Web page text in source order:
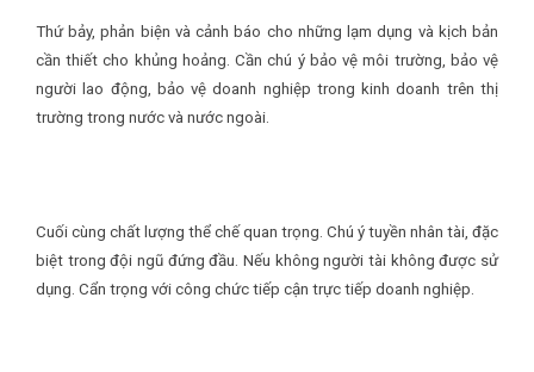
Thứ bảy, phản biện và cảnh báo cho những lạm dụng và kịch bản
cần thiết cho khủng hoảng. Cần chú ý bảo vệ môi trường, bảo vệ
người lao động, bảo vệ doanh nghiệp trong kinh doanh trên thị
trường trong nước và nước ngoài.
Cuối cùng chất lượng thể chế quan trọng. Chú ý tuyền nhân tài, đặc
biệt trong đội ngũ đứng đầu. Nếu không người tài không được sử
dụng. Cẩn trọng với công chức tiếp cận trực tiếp doanh nghiệp.